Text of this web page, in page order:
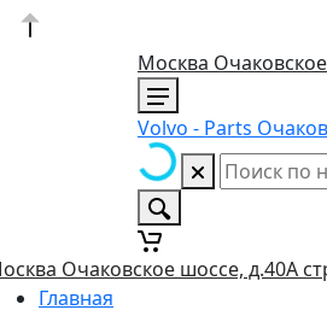
Москва
Volvo - Parts
Очаковское шоссе, д.40А
Главная